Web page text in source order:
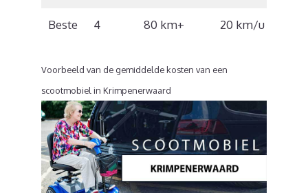
Beste 4 80 km+ 20 km/u
Voorbeeld van de gemiddelde kosten van een
scootmobiel in Krimpenerwaard